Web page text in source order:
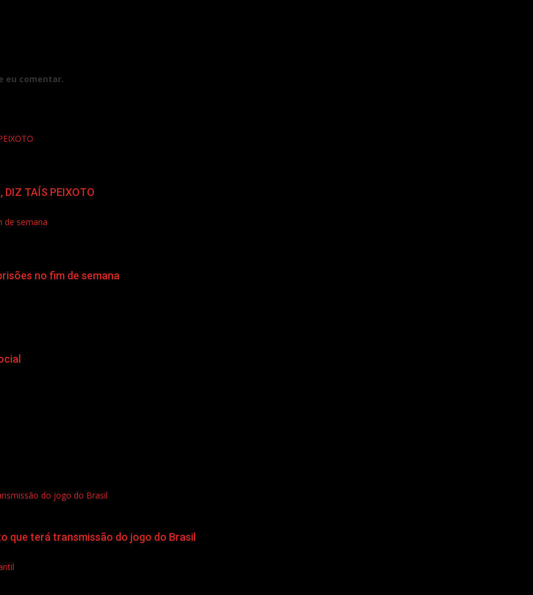
eu comentar.
DIZ TAÍS PEIXOTO
de semana
no fim de semana
do jogo do Brasil
que terá transmissão do jogo do Brasil